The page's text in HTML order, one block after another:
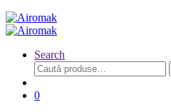
Search
Caută
după:
0